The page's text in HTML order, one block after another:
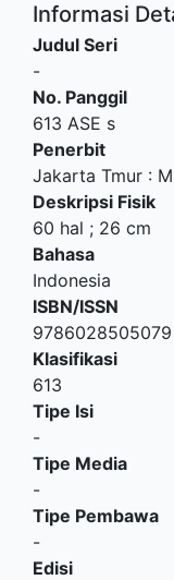
Informasi
Judul Seri
-
No. Panggil
613 ASE s
Penerbit
Jakarta Tmur :
Deskripsi Fisik
60 hal ; 26 cm
Bahasa
Indonesia
ISBN/ISSN
9786028505079
Klasifikasi
613
Tipe Isi
-
Tipe Media
-
Tipe Pembawa
-
Edisi